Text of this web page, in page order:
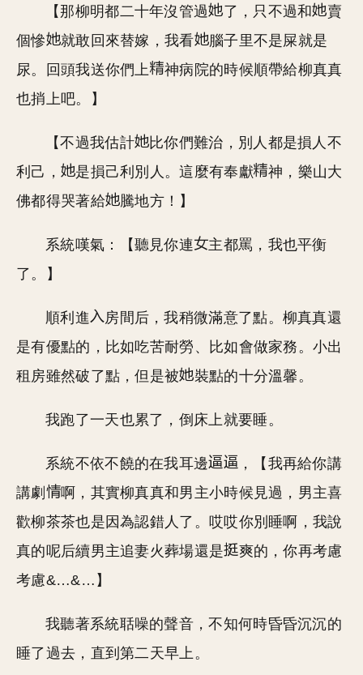
【那柳明都二十年沒管過 了，只不過和
賣
個慘
就敢回來替嫁，我看
腦子里不是屎就是
尿。回頭我送你們上
神病院的時候順帶給柳真真
也捎上吧。】
【不過我估計
比你們難治，別人都是損人不
利己，
是損己利別人。這麼有奉獻
神，樂山大
佛都得哭著給
騰地方！】
系統嘆氣：【聽見你連
主都罵，我也平衡
了。】
順利進
房間后，我稍微滿意了點。柳真真還
是有優點的，比如吃苦耐勞、比如會做家務。小出
租房雖然破了點，但是被
裝點的十分溫馨。
我跑了一天也累了，倒床上就要睡。
系統不依不饒的在我耳邊
，【我再給你講
講劇
啊，其實柳真真和男主小時候見過，男主喜
歡柳茶茶也是因為認錯人了。哎哎你別睡啊，我說
真的呢后續男主追妻火葬場還是
爽的，你再考慮
考慮&…&…】
我聽著系統聒噪的聲音，不知何時昏昏沉沉的
睡了過去，直到第二天早上。